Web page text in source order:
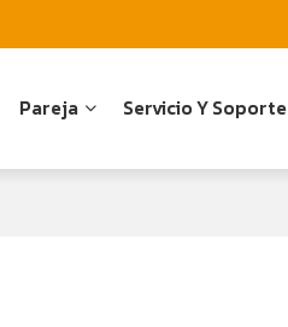
Pareja Servicio Y Soporte